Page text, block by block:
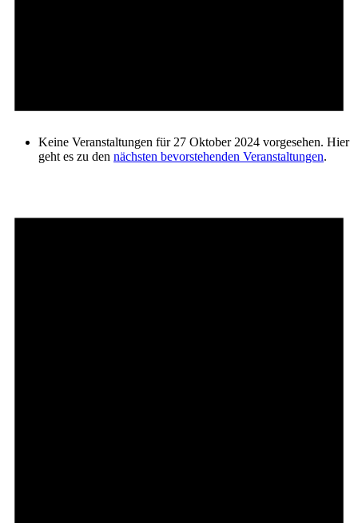
Keine Veranstaltungen für 27 Oktober 2024 vorgesehen. Hier
geht es zu den nächsten bevorstehenden Veranstaltungen.